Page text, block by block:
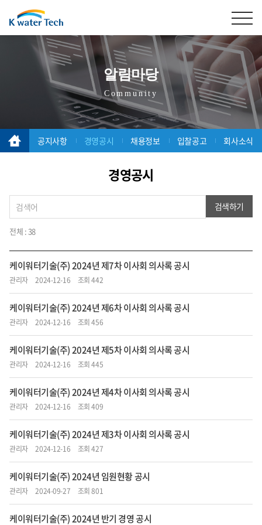
알림마당
Community
공지사항 경영공시 채용정보 입찰공고 회사소식
경영공시
전체 : 38
검색하기
케이워터기술(주) 2024년 제7차 이사회 의사록 공시
관리자 2024-12-16 조회 442
케이워터기술(주) 2024년 제6차 이사회 의사록 공시
관리자 2024-12-16 조회 456
케이워터기술(주) 2024년 제5차 이사회 의사록 공시
관리자 2024-12-16 조회 445
케이워터기술(주) 2024년 제4차 이사회 의사록 공시
관리자 2024-12-16 조회 409
케이워터기술(주) 2024년 제3차 이사회 의사록 공시
관리자 2024-12-16 조회 427
케이워터기술(주) 2024년 임원현황 공시
관리자 2024-09-27 조회 801
케이워터기술(주) 2024년 반기 경영 공시